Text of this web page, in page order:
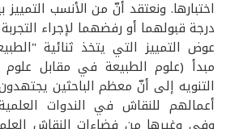
اختبارها. ونعتقد أنّ من الأنسب
درجة قبولهما أو رفضهما لإجراء
عوض التمييز التي يتخذ ثنائية
مبدأ (علوم الطبيعة في مقابل علوم
التنويه إلى أنّ معظم الباحثين
أعمالهم للنقاش في الندوات